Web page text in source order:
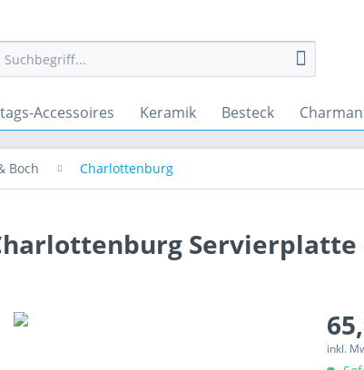
Accessoires Keramik Besteck
Boch Charlottenburg
Servierplatte
inkl.